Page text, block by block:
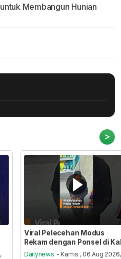
Membangun Hunian
>
Viral Pelecehan Modus
Rekam dengan Ponsel di
Dailynews - Kamis , 06 Aug 2026,